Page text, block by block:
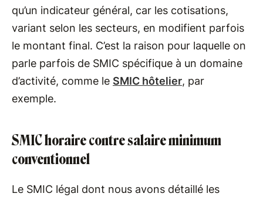
qu’un indicateur général, car les cotisations,
variant selon les secteurs, en modifient parfois
le montant final. C’est la raison pour laquelle on
parle parfois de SMIC spécifique à un domaine
d’activité, comme le SMIC hôtelier, par
exemple.
SMIC horaire contre salaire minimum
conventionnel
Le SMIC légal dont nous avons détaillé les